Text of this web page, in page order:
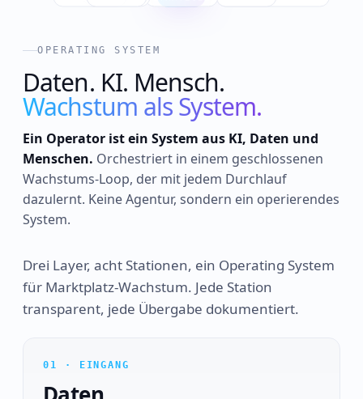
Loop
OPERATING SYSTEM
Daten. KI. Mensch.
Wachstum als System.
Ein Operator ist ein System aus KI, Daten und
Menschen. Orchestriert in einem geschlossenen
Wachstums-Loop, der mit jedem Durchlauf
dazulernt. Keine Agentur, sondern ein operierendes
System.
Drei Layer, acht Stationen, ein Operating System
für Marktplatz-Wachstum. Jede Station
transparent, jede Übergabe dokumentiert.
01 · EINGANG